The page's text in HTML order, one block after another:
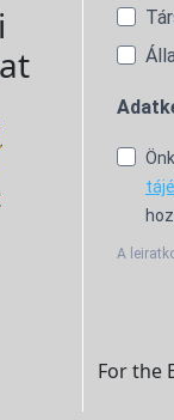
A
For the